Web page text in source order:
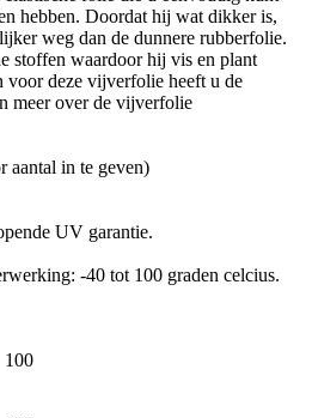
hebben. Doordat hij wat dikker is,
weg dan de dunnere rubberfolie.
stoffen waardoor hij vis en plant
deze vijverfolie heeft u de
meer over de vijverfolie
aantal in te geven)
UV garantie.
-40 tot 100 graden celcius.
100